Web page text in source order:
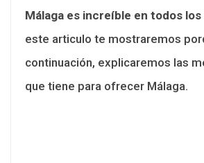
Málaga es increíble en todos
este articulo te mostraremos
continuación, explicaremos las
que tiene para ofrecer Málaga.